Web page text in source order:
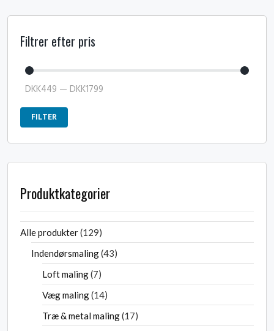
Filtrer efter pris
DKK449 — DKK1799
FILTER
Produktkategorier
Alle produkter 129
Indendørsmaling 43
Loft maling 7
Væg maling 14
Træ & metal maling 17